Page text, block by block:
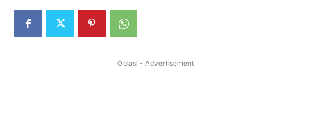
Oglasi - Advertisement